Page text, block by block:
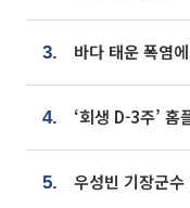
3. 바다 태운 폭염
4.
5.